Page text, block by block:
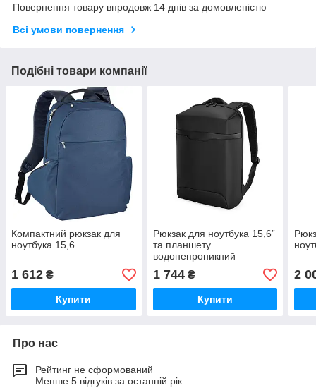
Повернення товару впродовж 14 днів за домовленістю
Всі умови повернення
Подібні товари компанії
Компактний рюкзак для
ноутбука 15,6
1 612 ₴
Купити
Рюкзак для ноутбука 15,6”
та планшету
водонепроникний
1 744₴
Купити
2
Про нас
Рейтинг не сформований
Менше 5 відгуків за останній рік